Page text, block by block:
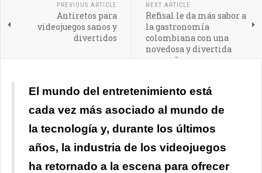
PREVIOUS ARTICLE
Antiretos para
videojuegos sanos y
divertidos
NEXT ARTICLE
Refisal le da más sabor a
la gastronomía
colombiana con una
novedosa y divertida
campaña
El mundo del entretenimiento está
cada vez más asociado al mundo de
la tecnología y, durante los últimos
años, la industria de los videojuegos
ha retornado a la escena para ofrecer